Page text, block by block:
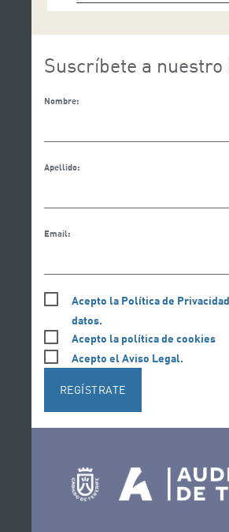
Suscríbete a nuestro
Nombre:
Apellido:
Email:
Acepto la Política de
datos.
Acepto la política de cookies
Acepto el Aviso Legal.
REGÍSTRATE